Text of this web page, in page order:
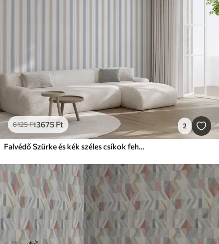
6125Ft3675 Ft 2
Falvédő Szürke és kék széles csíkok fehér alapon